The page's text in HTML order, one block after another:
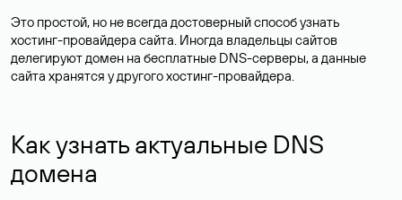
Это простой, но не всегда достоверный способ узнать
хостинг-провайдера сайта. Иногда владельцы сайтов
делегируют домен на бесплатные DNS-серверы, а данные
сайта хранятся у другого хостинг-провайдера.
Как узнать актуальные DNS
домена